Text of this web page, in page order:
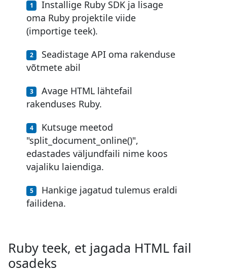
Installige Ruby SDK ja lisage
oma Ruby projektile viide
(importige teek).
Seadistage API oma rakenduse
võtmete abil
Avage HTML lähtefail
rakenduses Ruby.
Kutsuge meetod
"split_document_online()",
edastades väljundfaili nime koos
vajaliku laiendiga.
Hankige jagatud tulemus eraldi
failidena.
Ruby teek, et jagada HTML fail
osadeks